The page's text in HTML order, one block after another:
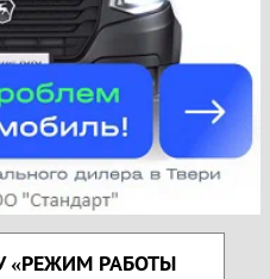
«РЕЖИМ РАБОТЫ